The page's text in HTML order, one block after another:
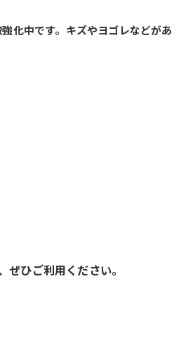
化中です。キズやヨゴレなどがあ
ひご利用ください。